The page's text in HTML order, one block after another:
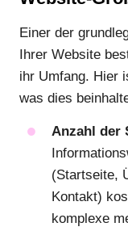
Einer der
Ihrer Website
ihr Umfang. Hier
was dies
Anzahl der
(Startseite,
Kontakt)
komplexe